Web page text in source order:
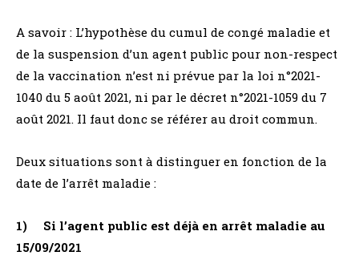
A savoir : L’hypothèse du cumul de congé maladie et
de la suspension d’un agent public pour non-respect
de la vaccination n’est ni prévue par la loi n°2021-
1040 du 5 août 2021, ni par le décret n°2021-1059 du 7
août 2021. Il faut donc se référer au droit commun.
Deux situations sont à distinguer en fonction de la
date de l’arrêt maladie :
1) Si l’agent public est déjà en arrêt maladie au
15/09/2021